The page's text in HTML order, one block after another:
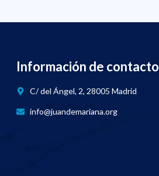
Información de contacto
C/ del Ángel, 2, 28005 Madrid
info@juandemariana.org